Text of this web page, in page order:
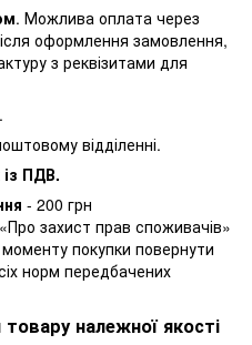
. Можлива оплата через
оформлення замовлення,
з реквізитами для
відділенні.
із ПДВ.
- 200 грн
захист прав споживачів»
покупки повернути
норм передбачених
належної якості